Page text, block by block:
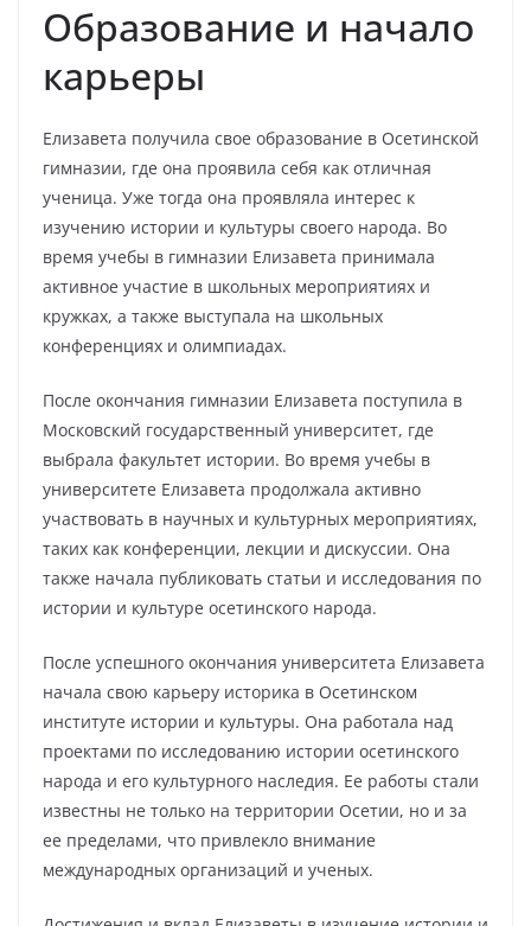
Образование и начало
карьеры
Елизавета получила свое образование в Осетинской
гимназии, где она проявила себя как отличная
ученица. Уже тогда она проявляла интерес к
изучению истории и культуры своего народа. Во
время учебы в гимназии Елизавета принимала
активное участие в школьных мероприятиях и
кружках, а также выступала на школьных
конференциях и олимпиадах.
После окончания гимназии Елизавета поступила в
Московский государственный университет, где
выбрала факультет истории. Во время учебы в
университете Елизавета продолжала активно
участвовать в научных и культурных мероприятиях,
таких как конференции, лекции и дискуссии. Она
также начала публиковать статьи и исследования по
истории и культуре осетинского народа.
После успешного окончания университета Елизавета
начала свою карьеру историка в Осетинском
институте истории и культуры. Она работала над
проектами по исследованию истории осетинского
народа и его культурного наследия. Ее работы стали
известны не только на территории Осетии, но и за
ее пределами, что привлекло внимание
международных организаций и ученых.